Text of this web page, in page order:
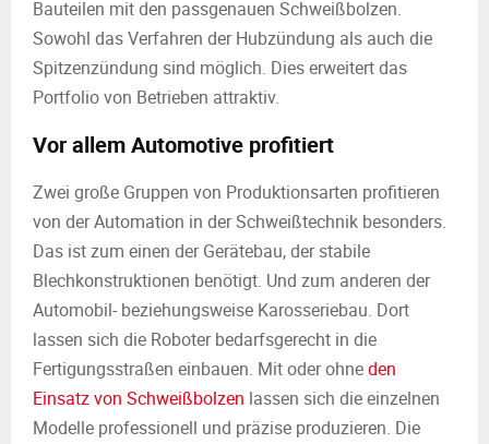
Bauteilen mit den passgenauen Schweißbolzen.
Sowohl das Verfahren der Hubzündung als auch die
Spitzenzündung sind möglich. Dies erweitert das
Portfolio von Betrieben attraktiv.
Vor allem Automotive profitiert
Zwei große Gruppen von Produktionsarten profitieren
von der Automation in der Schweißtechnik besonders.
Das ist zum einen der Gerätebau, der stabile
Blechkonstruktionen benötigt. Und zum anderen der
Automobil- beziehungsweise Karosseriebau. Dort
lassen sich die Roboter bedarfsgerecht in die
Fertigungsstraßen einbauen. Mit oder ohneden
Einsatz von Schweißbolzen lassen sich die einzelnen
Modelle professionell und präzise produzieren. Die